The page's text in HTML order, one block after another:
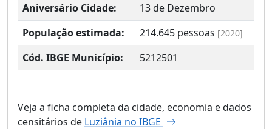
Aniversário Cidade:
13 de Dezembro
População estimada:
214.645 pessoas [2020]
Cód. IBGE Município: 5212501
Veja a ficha completa da cidade, economia e dados
censitários de Luziânia no IBGE